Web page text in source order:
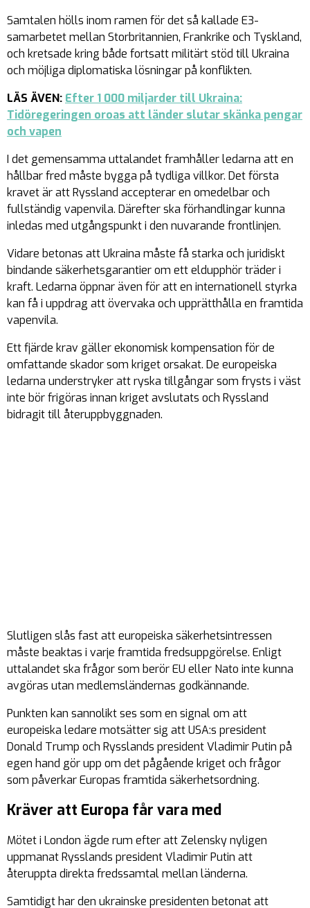
Samtalen hölls inom ramen för det så kallade E3-
samarbetet mellan Storbritannien, Frankrike och Tyskland,
och kretsade kring både fortsatt militärt stöd till Ukraina
och möjliga diplomatiska lösningar på konflikten.
LÄS ÄVEN: Efter 1 000 miljarder till Ukraina:
Tidöregeringen oroas att länder slutar skänka pengar
och vapen
I det gemensamma uttalandet framhåller ledarna att en
hållbar fred måste bygga på tydliga villkor. Det första
kravet är att Ryssland accepterar en omedelbar och
fullständig vapenvila. Därefter ska förhandlingar kunna
inledas med utgångspunkt i den nuvarande frontlinjen.
Vidare betonas att Ukraina måste få starka och juridiskt
bindande säkerhetsgarantier om ett eldupphör träder i
kraft. Ledarna öppnar även för att en internationell styrka
kan få i uppdrag att övervaka och upprätthålla en framtida
vapenvila.
Ett fjärde krav gäller ekonomisk kompensation för de
omfattande skador som kriget orsakat. De europeiska
ledarna understryker att ryska tillgångar som frysts i väst
inte bör frigöras innan kriget avslutats och Ryssland
bidragit till återuppbyggnaden.
Slutligen slås fast att europeiska säkerhetsintressen
måste beaktas i varje framtida fredsuppgörelse. Enligt
uttalandet ska frågor som berör EU eller Nato inte kunna
avgöras utan medlemsländernas godkännande.
Punkten kan sannolikt ses som en signal om att
europeiska ledare motsätter sig att USA:s president
Donald Trump och Rysslands president Vladimir Putin på
egen hand gör upp om det pågående kriget och frågor
som påverkar Europas framtida säkerhetsordning.
Kräver att Europa får vara med
Mötet i London ägde rum efter att Zelensky nyligen
uppmanat Rysslands president Vladimir Putin att
återuppta direkta fredssamtal mellan länderna.
Samtidigt har den ukrainske presidenten betonat att